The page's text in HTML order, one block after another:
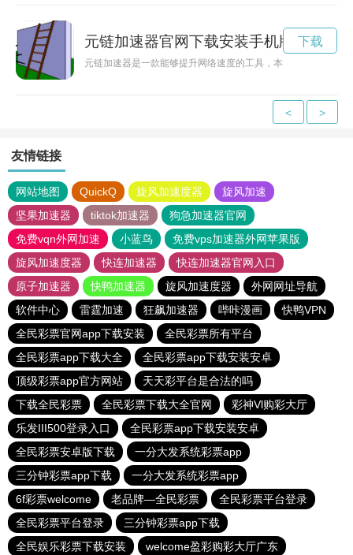
元链加速器官网下载安装手机版
元链加速器是一款能够提升网络速度的工具，本文将为您介绍
下载
< >
友情链接
网站地图 QuickQ 旋风加速度器
旋风加速
坚果加速器
tiktok加速器
狗急加速器官网
免费vqn外网加速
小蓝鸟
免费vps加速器外网苹果版
旋风加速度器
快连加速器
快连加速器官网入口
原子加速器
快鸭加速器 旋风加速度器
外网网址导航
软件中心
雷霆加速 狂飙加速器 哔咔漫画
快鸭VPN
全民彩票官网app下载安装
全民彩票所有平台
全民彩票app下载大全
全民彩票app下载安装安卓
顶级彩票app官方网站
天天彩平台是合法的吗
下载全民彩票
全民彩票下载大全官网
彩神Vl购彩大厅
乐发III500登录入口
全民彩票app下载安装安卓
全民彩票安卓版下载
一分大发系统彩票app
三分钟彩票app下载
一分大发系统彩票app
6f彩票welcome
老品牌—全民彩票
全民彩票平台登录
全民彩票平台登录
三分钟彩票app下载
全民娱乐彩票下载安装
welcome盈彩购彩大厅广东